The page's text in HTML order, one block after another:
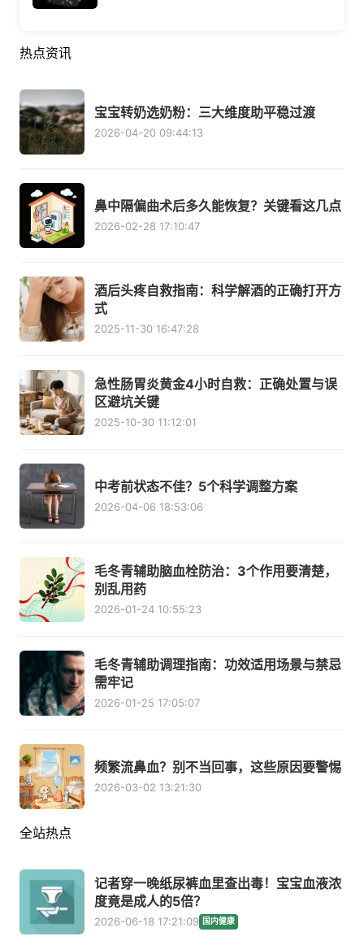
热点资讯
宝宝转奶选奶粉：三大维度助平稳过渡
2026-04-20 09:44:13
鼻中隔偏曲术后多久能恢复？关键看这几点
2026-02-28 17:10:47
酒后头疼自救指南：科学解酒的正确打开方
式
2025-11-30 16:47:28
急性肠胃炎黄金4小时自救：正确处置与误
区避坑关键
2025-10-30 11:12:01
中考前状态不佳？5个科学调整方案
2026-04-06 18:53:06
毛冬青辅助脑血栓防治：3个作用要清楚，
别乱用药
2026-01-24 10:55:23
毛冬青辅助调理指南：功效适用场景与禁忌
需牢记
2026-01-25 17:05:07
频繁流鼻血？别不当回事，这些原因要警惕
2026-03-02 13:21:30
全站热点
记者穿一晚纸尿裤血里查出毒！宝宝血液浓
度竟是成人的5倍？
2026-06-18 17:21:09 国内健康